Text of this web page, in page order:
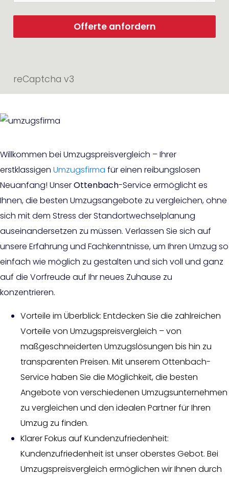
Offerte anfordern
reCaptcha v3
Willkommen bei Umzugspreisvergleich – Ihrer
erstklassigen Umzugsfirma für einen reibungslosen
Neuanfang! UnserOttenbach-Service ermöglicht es
Ihnen, die besten Umzugsangebote zu vergleichen, ohne
sich mit dem Stress der Standortwechselplanung
auseinandersetzen zu müssen. Verlassen Sie sich auf
unsere Erfahrung und Fachkenntnisse, um Ihren Umzug so
einfach wie möglich zu gestalten und sich voll und ganz
auf die Vorfreude auf Ihr neues Zuhause zu
konzentrieren.
Vorteile im Überblick: Entdecken Sie die zahlreichen
Vorteile von Umzugspreisvergleich – von
maßgeschneiderten Umzugslösungen bis hin zu
transparenten Preisen. Mit unserem Ottenbach-
Service haben Sie die Möglichkeit, die besten
Angebote von verschiedenen Umzugsunternehmen
zu vergleichen und den idealen Partner für Ihren
Umzug zu finden.
Klarer Fokus auf Kundenzufriedenheit:
Kundenzufriedenheit ist unser oberstes Gebot. Bei
Umzugspreisvergleich ermöglichen wir Ihnen durch